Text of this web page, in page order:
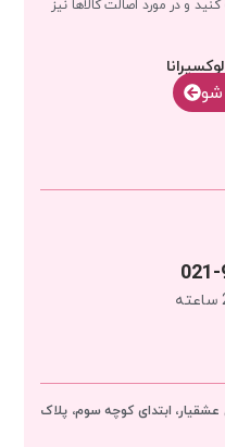
کنید و در مورد اصالت کالاها نیز
شو
021-
ابتدای کوچه سوم، پلاک